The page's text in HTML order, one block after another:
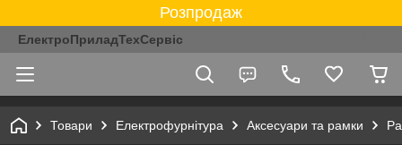
Розпродаж
ЕлектроПриладТехСервіс
Товари Електрофурнітура Аксесуари та рамки